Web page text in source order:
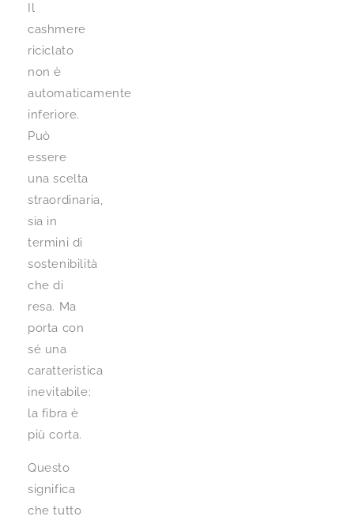
Il
cashmere
riciclato
non è
automaticamente
inferiore.
Può
essere
una scelta
straordinaria,
sia in
termini di
sostenibilità
che di
resa. Ma
porta con
sé una
caratteristica
inevitabile:
la fibra è
più corta.
Questo
significa
che tutto